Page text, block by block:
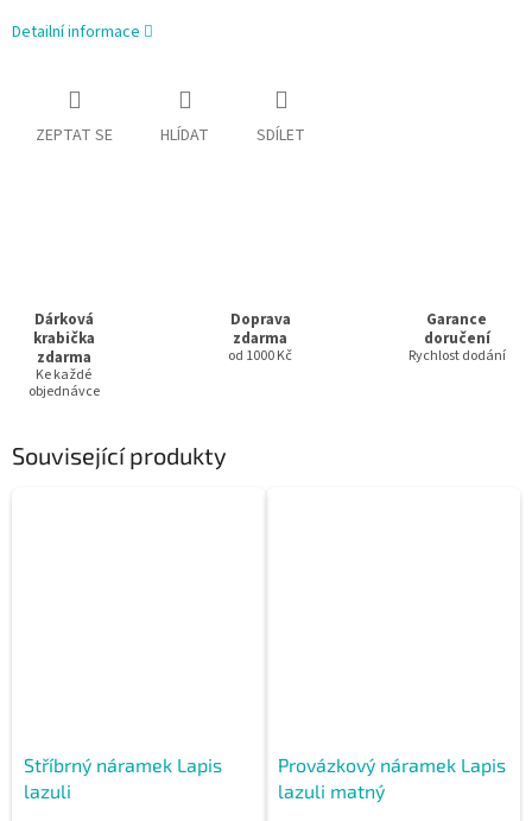
Detailní informace
ZEPTAT SE HLÍDAT SDÍLET
Dárková
krabička
zdarma
Ke každé
objednávce
Doprava
zdarma
od 1000 Kč
Garance
doručení
Rychlost dodání
Související produkty
Stříbrný náramek Lapis
lazuli
Provázkový náramek Lapis
lazuli matný